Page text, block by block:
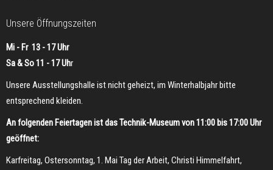
Unsere Öffnungszeiten
Mi - Fr 13 - 17 Uhr
Sa & So 11 - 17 Uhr
Unsere Ausstellungshalle ist nicht geheizt, im Winterhalbjahr bitte
entsprechend kleiden.
An folgenden Feiertagen ist das Technik-Museum von 11:00 bis 17:00 Uhr
geöffnet:
Karfreitag, Ostersonntag, 1. Mai Tag der Arbeit, Christi Himmelfahrt,